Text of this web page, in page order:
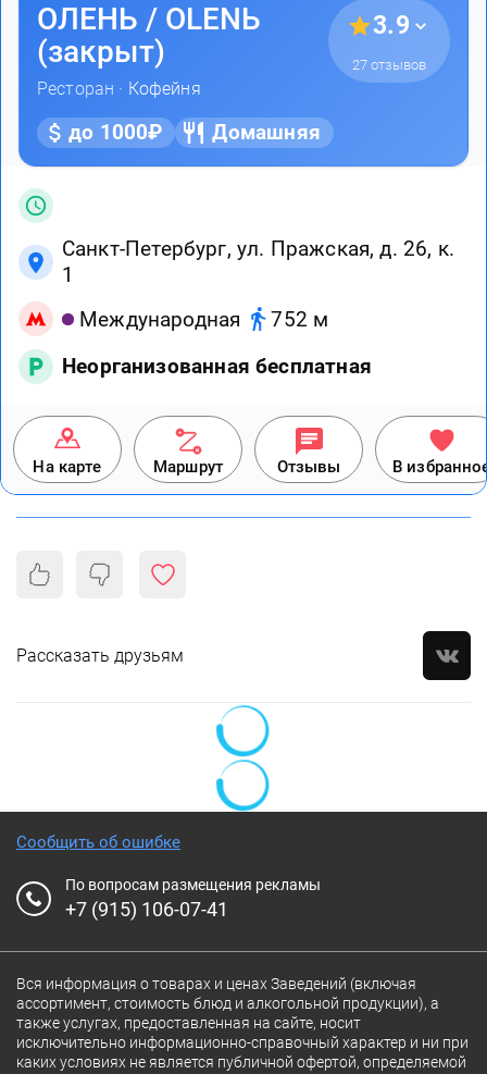
ОЛЕНЬ / OLENЬ
(закрыт)
Ресторан · Кофейня
3.9
27 отзывов
до 1000₽ Домашняя
Санкт-Петербург, ул. Пражская, д. 26, к.
1
Международная
752 м
Неорганизованная бесплатная
На карте Маршрут Отзывы В
Рассказать друзьям
Сообщить об ошибке
По вопросам размещения рекламы
+7 (915) 106-07-41
Вся информация о товарах и ценах Заведений (включая
ассортимент, стоимость блюд и алкогольной продукции), а
также услугах, предоставленная на сайте, носит
исключительно информационно-справочный характер и ни при
каких условиях не является публичной офертой, определяемой